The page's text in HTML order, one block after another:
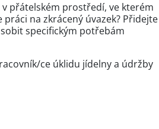
přátelském prostředí, ve kterém
na zkrácený úvazek? Přidejte
specifickým potřebám
ce úklidu jídelny a údržby